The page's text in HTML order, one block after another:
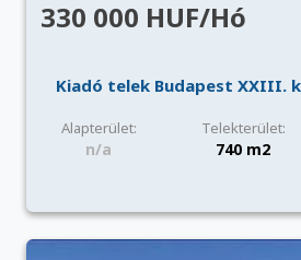
330 000 HUF/Hó
Kiadó telek Budapest XXIII.
Alapterület: Telekterület:
n/a 740 m2